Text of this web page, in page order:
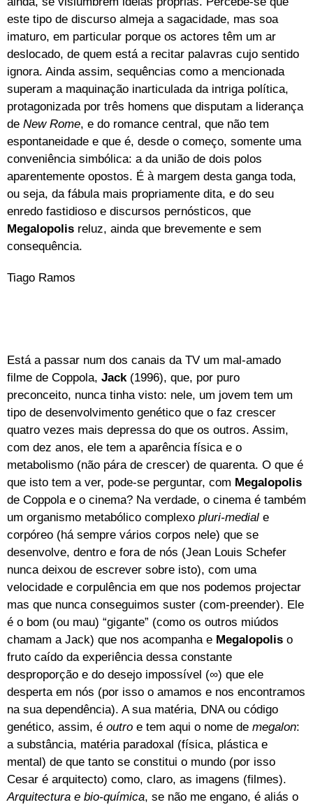
este tipo de discurso almeja a sagacidade, mas soa
imaturo, em particular porque os actores têm um ar
deslocado, de quem está a recitar palavras cujo sentido
ignora. Ainda assim, sequências como a mencionada
superam a maquinação inarticulada da intriga política,
protagonizada por três homens que disputam a liderança
de New Rome, e do romance central, que não tem
espontaneidade e que é, desde o começo, somente uma
conveniência simbólica: a da união de dois polos
aparentemente opostos. É à margem desta ganga toda,
ou seja, da fábula mais propriamente dita, e do seu
enredo fastidioso e discursos pernósticos, que
Megalopolis reluz, ainda que brevemente e sem
consequência.
Tiago Ramos
Está a passar num dos canais da TV um mal-amado
filme de Coppola, Jack (1996), que, por puro
preconceito, nunca tinha visto: nele, um jovem tem um
tipo de desenvolvimento genético que o faz crescer
quatro vezes mais depressa do que os outros. Assim,
com dez anos, ele tem a aparência física e o
metabolismo (não pára de crescer) de quarenta. O que é
que isto tem a ver, pode-se perguntar, com Megalopolis
de Coppola e o cinema? Na verdade, o cinema é também
um organismo metabólico complexo pluri-medial e
corpóreo (há sempre vários corpos nele) que se
desenvolve, dentro e fora de nós (Jean Louis Schefer
nunca deixou de escrever sobre isto), com uma
velocidade e corpulência em que nos podemos projectar
mas que nunca conseguimos suster (com-preender). Ele
é o bom (ou mau) “gigante” (como os outros miúdos
chamam a Jack) que nos acompanha e Megalopolis o
fruto caído da experiência dessa constante
desproporção e do desejo impossível (∞) que ele
desperta em nós (por isso o amamos e nos encontramos
na sua dependência). A sua matéria, DNA ou código
genético, assim, é outro e tem aqui o nome de megalon:
a substância, matéria paradoxal (física, plástica e
mental) de que tanto se constitui o mundo (por isso
Cesar é arquitecto) como, claro, as imagens (filmes).
Arquitectura e bio-química, se não me engano, é aliás o